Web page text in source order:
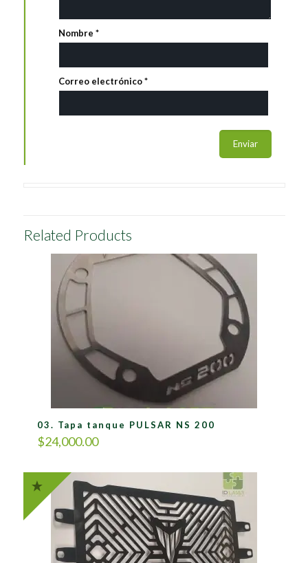
Nombre *
Correo electrónico*
Related Products
03. Tapa tanque PULSAR NS 200
$24,000.00